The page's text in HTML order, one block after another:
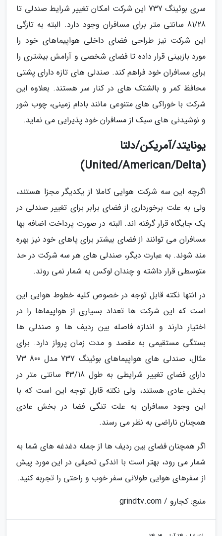
سری بوئینگ 737 این شرکت امکان تغییر شرایط صندلی تا
81/28 سانتی متر برای مسافران وجود دارد. البته به تازگی
این شرکت نیز طراحی فضای داخلی هواپیماهای خود را
مورد بازبینی قرار داده تا فضای شخصی و آرامش بیشتری را
برای مسافران خود فراهم کند. صندلی های تازه دارای پشتی
محافظ کمر و بالشتک های در کنار سر هستند. بعلاوه این
شرکت با خوراکی های متنوعی مانند بادام زمینی، چوب شور
و نوشیدنی های سبک از مسافران خود پذیرایی می نماید.
یونایتد/آمریکن/دلتا
(United/American/Delta)
اگرچه این سه شرکت هوایی کاملا از یکدیگر مجزا هستند،
ولی به علت برخورداری از فضای برابر برای تغییر صندلی در
یک جایگاه قرار گرفته اند. البته در صورت پرداخت اضافه بها
مسافران می توانند از فضای بیشتر برای پاهای خود نیز بهره
مند شوند. به عبارت دیگر، صندلی های هر سه شرکت در حد
متوسطی قرار داشته و چندان لوکس به شمار نمی روند.
در انتها نکته قابل توجه در خصوص کلیه خطوط هوایی این
است که این شرکت ها تعداد بسیاری از هواپیماها را در
اختیار دارند و اندازه فاصله بین ردیف ها و صندلی ها
بستگی مستقیمی به مقصد و مدت زمان پرواز دارد. برای
مثال، صندلی های هواپیماهای بوئینگ 737 مدل 800 V3
دارای فضای تغییر شرایطی به طول 43/18 سانتی متر در
بخش عادی هستند، ولی نکته قابل توجه این است که با
این وجود مسافران به علت تنگی فضا در بخش عادی
همچنان ناراضی به نظر می رسند.
اگر همچنان فضای بین ردیف ها از جمله دغدغه های شما به
شمار می رود، بهتر است با اندکی تحیقی در این مورد پیش
از سفرهای هوایی طولانی سفر خوب و راحتی را تجربه کنید.
منبع: کجارو / grindtv.com